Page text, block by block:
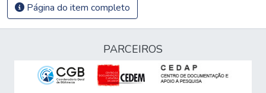
Página do item completo
PARCEIROS